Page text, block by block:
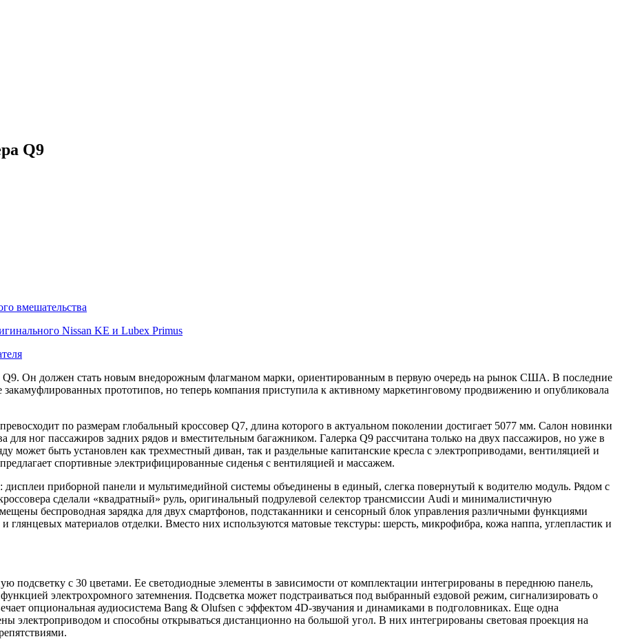
Q9
вмешательства
Nissan KE и Lubex Primus
Q9. Он должен стать новым внедорожным флагманом марки, ориентированным в первую очередь на рынок США. В последние
прототипов, но теперь компания приступила к активному маркетинговому продвижению и опубликовала
по размерам глобальный кроссовер Q7, длина которого в актуальном поколении достигает 5077 мм. Салон новинки
ног пассажиров задних рядов и вместительным багажником. Галерка Q9 рассчитана только на двух пассажиров, но уже в
может быть установлен как трехместный диван, так и раздельные капитанские кресла с электроприводами, вентиляцией и
спортивные электрифицированные сиденья с вентиляцией и массажем.
приборной панели и мультимедийной системы объединены в единый, слегка повернутый к водителю модуль. Рядом с
сделали «квадратный» руль, оригинальный подрулевой селектор трансмиссии Audi и минималистичную
беспроводная зарядка для двух смартфонов, подстаканники и сенсорный блок управления различными функциями
глянцевых материалов отделки. Вместо них используются матовые текстуры: шерсть, микрофибра, кожа наппа, углепластик и
подсветку с 30 цветами. Ее светодиодные элементы в зависимости от комплектации интегрированы в переднюю панель,
электрохромного затемнения. Подсветка может подстраиваться под выбранный ездовой режим, сигнализировать о
опциональная аудиосистема Bang & Olufsen с эффектом 4D-звучания и динамиками в подголовниках. Еще одна
электроприводом и способны открываться дистанционно на большой угол. В них интегрированы световая проекция на